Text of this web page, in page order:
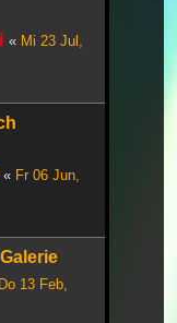
« Mi 23 Jul,
« Fr 06 Jun,
Do 13 Feb,